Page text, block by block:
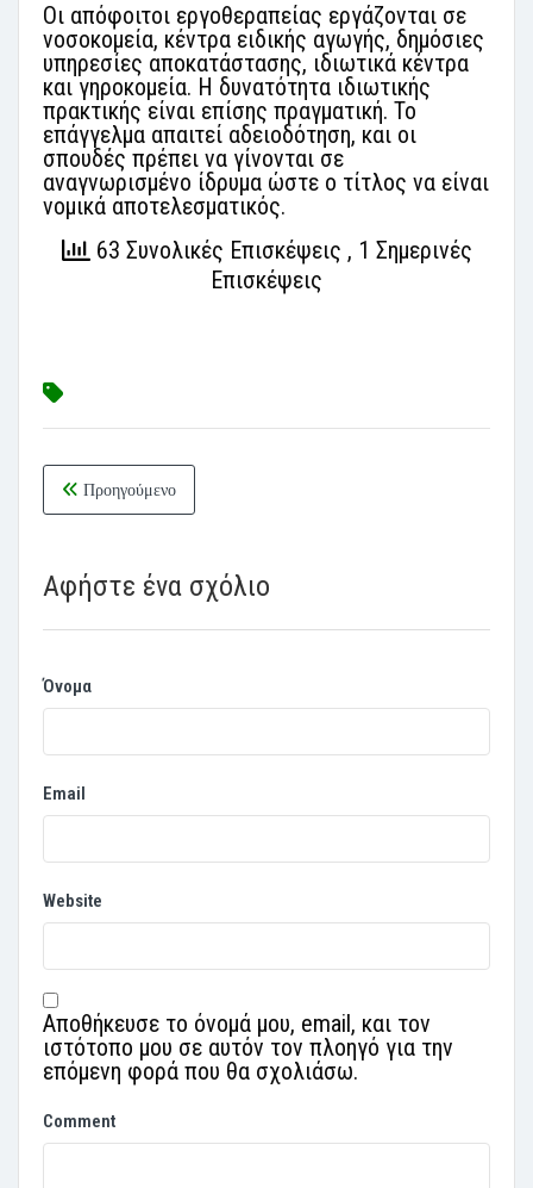
Οι απόφοιτοι εργοθεραπείας εργάζονται σε
νοσοκομεία, κέντρα ειδικής αγωγής, δημόσιες
υπηρεσίες αποκατάστασης, ιδιωτικά κέντρα
και γηροκομεία. Η δυνατότητα ιδιωτικής
πρακτικής είναι επίσης πραγματική. Το
επάγγελμα απαιτεί αδειοδότηση, και οι
σπουδές πρέπει να γίνονται σε
αναγνωρισμένο ίδρυμα ώστε ο τίτλος να είναι
νομικά αποτελεσματικός.
63 Συνολικές Επισκέψεις , 1 Σημερινές
Επισκέψεις
Προηγούμενο
Αφήστε ένα σχόλιο
Όνομα
Email
Website
Αποθήκευσε το όνομά μου, email, και τον
ιστότοπο μου σε αυτόν τον πλοηγό για την
επόμενη φορά που θα σχολιάσω.
Comment